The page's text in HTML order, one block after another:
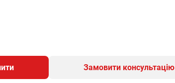
Замовити консультацію